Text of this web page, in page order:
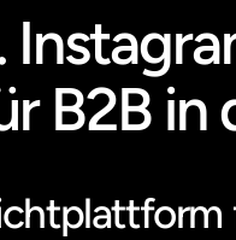
B2B in